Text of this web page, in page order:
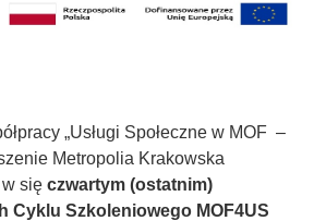
„Usługi Społeczne w MOF –
Metropolia Krakowska
w się czwartym (ostatnim)
Cyklu Szkoleniowego MOF4US